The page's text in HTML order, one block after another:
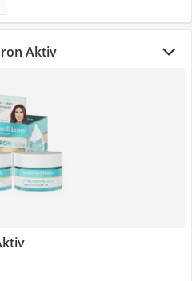
Aktiv